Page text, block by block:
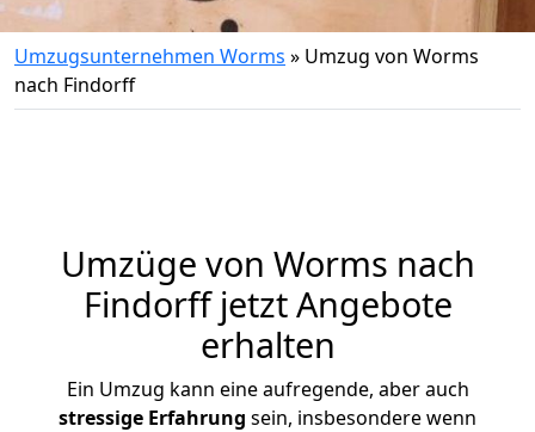
Umzugsunternehmen Worms » Umzug von Worms
nach Findorff
Umzüge von Worms nach
Findorff jetzt Angebote
erhalten
Ein Umzug kann eine aufregende, aber auch
stressige Erfahrung sein, insbesondere wenn